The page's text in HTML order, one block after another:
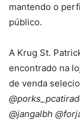
mantendo o
público.
A Krug St.
encontrado na
de venda
@jangalbh